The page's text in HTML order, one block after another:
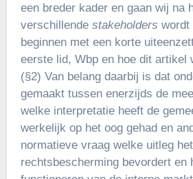
een breder kader en gaan wij na
verschillende stakeholders wordt
beginnen met een korte
eerste lid, Wbp en hoe dit artikel
(§2) Van belang daarbij is dat
gemaakt tussen enerzijds de
welke interpretatie heeft de
werkelijk op het oog gehad en
normatieve vraag welke uitleg
rechtsbescherming bevordert en